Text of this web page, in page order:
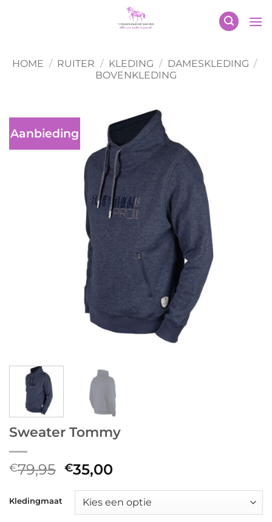
HOME / RUITER / KLEDING / DAMESKLEDING /
BOVENKLEDING
Aanbieding
Sweater Tommy
€79,95 Oorspronkelijke
was:
€79,95.
€35,00
is:
€35,00.
Kledingmaat